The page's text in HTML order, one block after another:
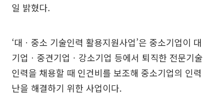
일 밝혔다.
‘대ㆍ중소 기술인력 활용지원사업’은 중소기업이 대
기업ㆍ중견기업ㆍ강소기업 등에서 퇴직한 전문기술
인력을 채용할 때 인건비를 보조해 중소기업의 인력
난을 해결하기 위한 사업이다.